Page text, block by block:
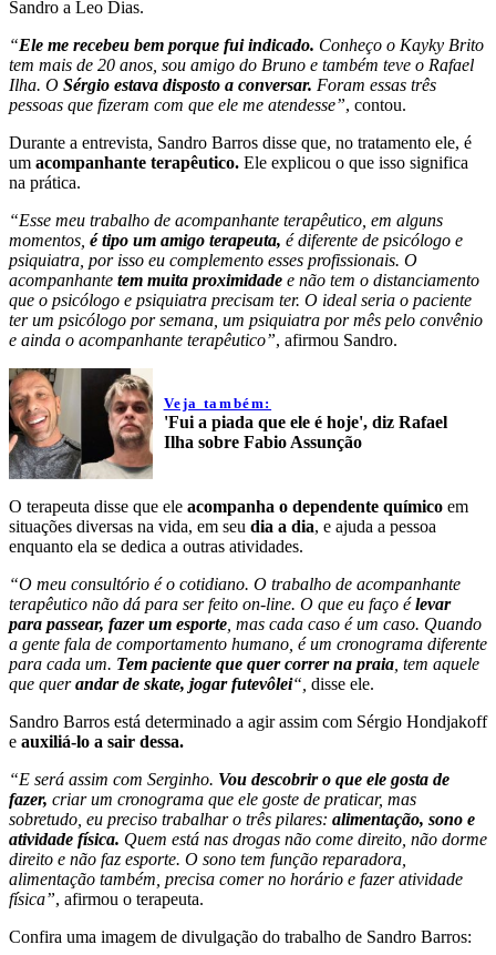
Sandro a Leo Dias.
“Ele me recebeu bem porque fui indicado. Conheço o Kayky Brito
tem mais de 20 anos, sou amigo do Bruno e também teve o Rafael
Ilha. O Sérgio estava disposto a conversar. Foram essas três
pessoas que fizeram com que ele me atendesse”, contou.
Durante a entrevista, Sandro Barros disse que, no tratamento ele, é
um acompanhante terapêutico. Ele explicou o que isso significa
na prática.
“Esse meu trabalho de acompanhante terapêutico, em alguns
momentos, é tipo um amigo terapeuta, é diferente de psicólogo e
psiquiatra, por isso eu complemento esses profissionais. O
acompanhante tem muita proximidade e não tem o distanciamento
que o psicólogo e psiquiatra precisam ter. O ideal seria o paciente
ter um psicólogo por semana, um psiquiatra por mês pelo convênio
e ainda o acompanhante terapêutico”, afirmou Sandro.
Veja também:
'Fui a piada que ele é hoje', diz Rafael
Ilha sobre Fabio Assunção
O terapeuta disse que ele acompanha o dependente químico em
situações diversas na vida, em seu dia a dia, e ajuda a pessoa
enquanto ela se dedica a outras atividades.
“O meu consultório é o cotidiano. O trabalho de acompanhante
terapêutico não dá para ser feito on-line. O que eu faço élevar
para passear, fazer um esporte , mas cada caso é um caso. Quando
a gente fala de comportamento humano, é um cronograma diferente
para cada um. Tem paciente que quer correr na praia , tem aquele
que querandar de skate, jogar futevôlei“, disse ele.
Sandro Barros está determinado a agir assim com Sérgio Hondjakoff
e auxiliá-lo a sair dessa.
“E será assim com Serginho. Vou descobrir o que ele gosta de
fazer, criar um cronograma que ele goste de praticar, mas
sobretudo, eu preciso trabalhar o três pilares: alimentação, sono e
atividade física. Quem está nas drogas não come direito, não dorme
direito e não faz esporte. O sono tem função reparadora,
alimentação também, precisa comer no horário e fazer atividade
física”, afirmou o terapeuta.
Confira uma imagem de divulgação do trabalho de Sandro Barros: